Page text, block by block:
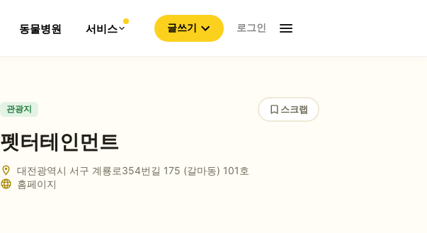
동물병원 서비스 글쓰기 로그인
관광지 스크랩
펫터테인먼트
대전광역시 서구 계룡로354번길 175 (갈마동) 101호
홈페이지